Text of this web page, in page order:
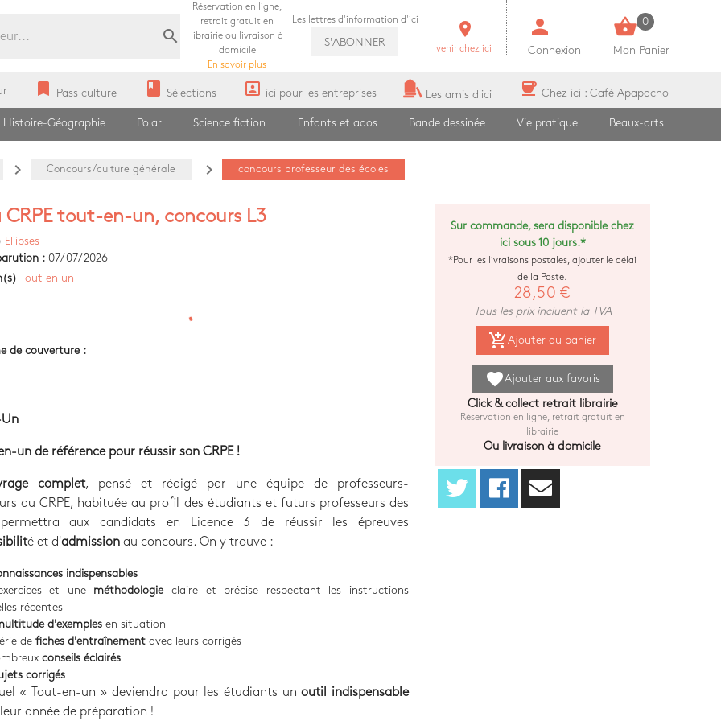
search
Réservation en ligne,
retrait gratuit en
librairie ou livraison à
domicile
En savoir plus
Les lettres d'information d'ici
S'ABONNER
room
venir chez ici
person
Connexion
shopping_basket 0
Mon Panier
bookmark Pass culture book Sélections portrait ici pour les entreprises Les amis d'ici coffee Chez ici : Café Apapacho
Histoire-Géographie Polar Science fiction Enfants et ados Bande dessinée Vie pratique Beaux-arts
navigate_next Concours/culture générale navigate_next concours professeur des écoles
CRPE tout-en-un, concours L3
Ellipses
: 07/07/2026
Tout en un
de couverture :
Un
un de référence pour réussir son CRPE !
complet, pensé et rédigé par une équipe de professeurs-
au CRPE, habituée au profil des étudiants et futurs professeurs des
aux candidats en Licence 3 de réussir les épreuves
é et d'admission au concours. On y trouve :
indispensables
et une méthodologieclaire et précise respectant les instructions
récentes
d'exemples en situation
de fiches d'entraînement avec leurs corrigés
conseils éclairés
corrigés
« Tout-en-un » deviendra pour les étudiants unoutil indispensable
année de préparation !
Sur commande, sera disponible chez
ici sous 10 jours.*
*Pour les livraisons postales, ajouter le délai
de la Poste.
28,50 €
Tous les prix incluent la TVA
add_shopping_cart Ajouter au panier
favoriteAjouter aux favoris
Click & collect retrait librairie
Réservation en ligne, retrait gratuit en
librairie
Ou livraison à domicile